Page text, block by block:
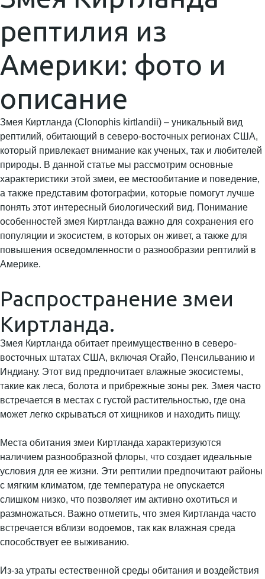
рептилия из
Америки: фото и
описание
Змея Киртланда (Clonophis kirtlandii) – уникальный вид
рептилий, обитающий в северо-восточных регионах США,
который привлекает внимание как ученых, так и любителей
природы. В данной статье мы рассмотрим основные
характеристики этой змеи, ее местообитание и поведение,
а также представим фотографии, которые помогут лучше
понять этот интересный биологический вид. Понимание
особенностей змея Киртланда важно для сохранения его
популяции и экосистем, в которых он живет, а также для
повышения осведомленности о разнообразии рептилий в
Америке.
Распространение змеи
Киртланда.
Змея Киртланда обитает преимущественно в северо-
восточных штатах США, включая Огайо, Пенсильванию и
Индиану. Этот вид предпочитает влажные экосистемы,
такие как леса, болота и прибрежные зоны рек. Змея часто
встречается в местах с густой растительностью, где она
может легко скрываться от хищников и находить пищу.
Места обитания змеи Киртланда характеризуются
наличием разнообразной флоры, что создает идеальные
условия для ее жизни. Эти рептилии предпочитают районы
с мягким климатом, где температура не опускается
слишком низко, что позволяет им активно охотиться и
размножаться. Важно отметить, что змея Киртланда часто
встречается вблизи водоемов, так как влажная среда
способствует ее выживанию.
Из-за утраты естественной среды обитания и воздействия